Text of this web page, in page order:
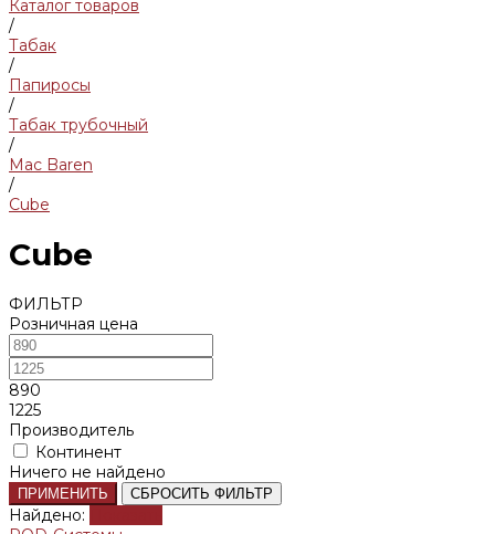
Каталог товаров
/
Табак
/
Папиросы
/
Табак трубочный
/
Mac Baren
/
Cube
Cube
ФИЛЬТР
Розничная цена
890
1225
Производитель
Континент
Ничего не найдено
ПРИМЕНИТЬ СБРОСИТЬ ФИЛЬТР
Найдено: